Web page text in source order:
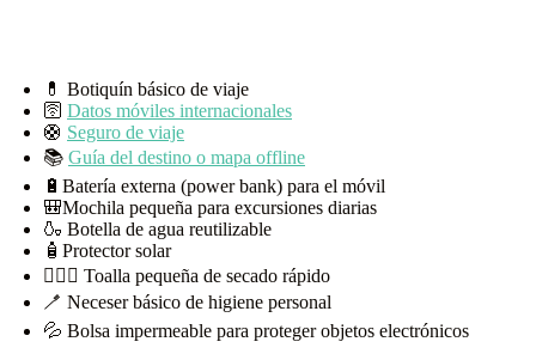
💊 Botiquín básico de viaje
🛜 Datos móviles internacionales
🛟 Seguro de viaje
📚 Guía del destino o mapa offline
🔋Batería externa (power bank) para el móvil
🎒Mochila pequeña para excursiones diarias
🍶 Botella de agua reutilizable
🧴Protector solar
🧖🏻‍♀️ Toalla pequeña de secado rápido
🪥 Neceser básico de higiene personal
💦 Bolsa impermeable para proteger objetos electrónicos